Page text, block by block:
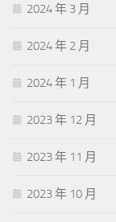
2024 年 3 月
2024 年 2 月
2024 年 1 月
2023 年 12 月
2023 年 11 月
2023 年 10 月